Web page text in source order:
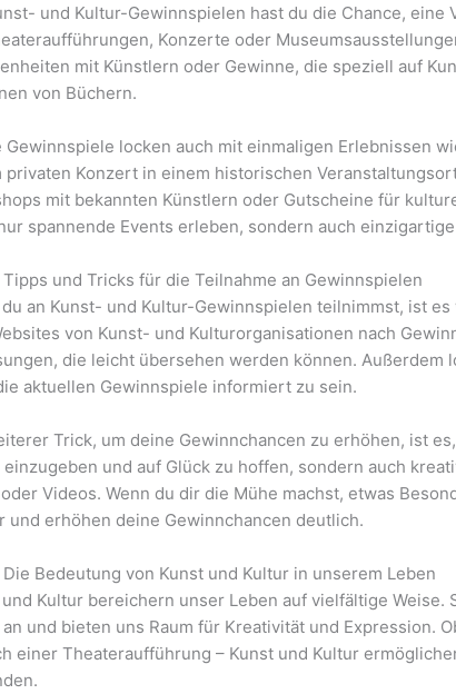
und Kultur-Gewinnspielen hast du die Chance,
Konzerte oder
mit Künstlern oder Gewinne, die speziell auf
von Büchern.
Gewinnspiele locken auch mit einmaligen Erlebnissen
privaten Konzert in einem historischen
mit bekannten Künstlern oder Gutscheine für
spannende Events erleben, sondern auch
Tipps und Tricks für die Teilnahme an Gewinnspielen
du an Kunst- und Kultur-Gewinnspielen teilnimmst, ist
von Kunst- und Kulturorganisationen nach
die leicht übersehen werden können.
aktuellen Gewinnspiele informiert zu sein.
Trick, um deine Gewinnchancen zu erhöhen, ist
einzugeben und auf Glück zu hoffen, sondern auch
Videos. Wenn du dir die Mühe machst, etwas
und erhöhen deine Gewinnchancen deutlich.
Die Bedeutung von Kunst und Kultur in unserem Leben
und Kultur bereichern unser Leben auf vielfältige
und bieten uns Raum für Kreativität und Expression.
einer Theateraufführung – Kunst und Kultur